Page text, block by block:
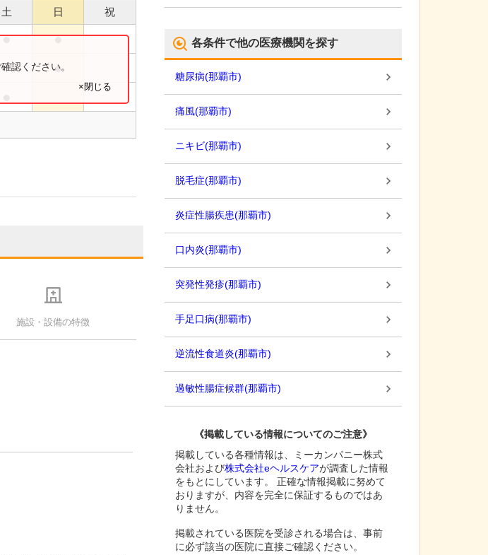
土 日 祝
● ●
●
認ください。
×閉じる
施設・設備の特徴
各条件で他の医療機関を探す
糖尿病(那覇市)
痛風(那覇市)
ニキビ(那覇市)
脱毛症(那覇市)
炎症性腸疾患(那覇市)
口内炎(那覇市)
突発性発疹(那覇市)
手足口病(那覇市)
逆流性食道炎(那覇市)
過敏性腸症候群(那覇市)
《掲載している情報についてのご注意》
掲載している各種情報は、ミーカンパニー株式
会社および株式会社eヘルスケアが調査した情報
をもとにしています。 正確な情報掲載に努めて
おりますが、内容を完全に保証するものではあ
りません。
掲載されている医院を受診される場合は、事前
に必ず該当の医院に直接ご確認ください。